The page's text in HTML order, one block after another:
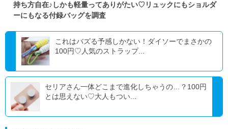
持ち方自在♪しかも軽量ってありがたい♡リュックにもショルダ
ーにもなる付録バッグを調査
これはバズる予感しかない！ダイソーでまさかの
100円♡人気のストラップ...
セリアさん一体どこまで進化しちゃうの…？100円
とは思えない♡大人もつい...